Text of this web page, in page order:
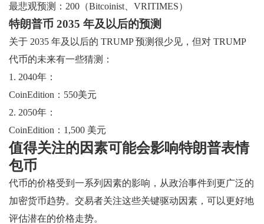
最悲观预测：200（Bitcoinist、VRITIMES）
特朗普币 2035 年及以后的预测
关于 2035 年及以后的 TRUMP 预测很少见，但对 TRUMP
代币的未来有一些猜测：
1. 2040年：
CoinEdition：550美元
2. 2050年：
CoinEdition：1,500 美元
值得关注的因素可能会影响特朗普表情
包币
代币的价格受到一系列因素的影响，从政治事件到更广泛的
加密货币趋势。交易者关注这些关键驱动因素，可以更好地
评估潜在的价格走势。